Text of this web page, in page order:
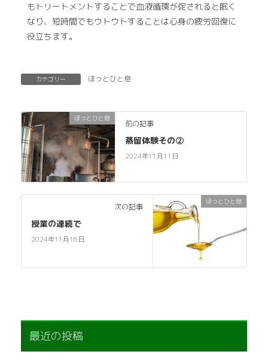
もトリートメントすることで血液循環が促されると眠く
なり、短時間でもウトウトすることは心身の疲労回復に
役立ちます。
カテゴリー ほっとひと息
ほっとひと息
前の記事
蒸留体験その②
2024年11月11日
ほっとひと息
次の記事
授業の連続で
2024年11月16日
最近の投稿